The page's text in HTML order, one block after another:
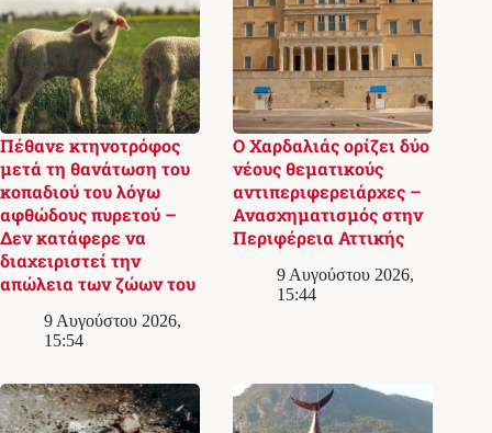
Πέθανε κτηνοτρόφος
μετά τη θανάτωση του
κοπαδιού του λόγω
αφθώδους πυρετού –
Δεν κατάφερε να
διαχειριστεί την
απώλεια των ζώων του
9 Αυγούστου 2026,
15:54
Ο Χαρδαλιάς ορίζει δύο
νέους θεματικούς
αντιπεριφερειάρχες –
Ανασχηματισμός στην
Περιφέρεια Αττικής
9 Αυγούστου 2026,
15:44